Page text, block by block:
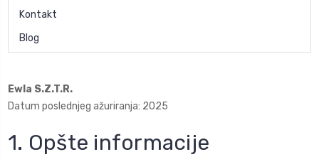
Kontakt
Blog
Ewla S.Z.T.R.
Datum poslednjeg ažuriranja: 2025
1. Opšte informacije